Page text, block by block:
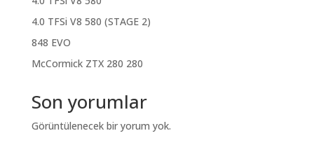
4.0 TFSi V8 580 (STAGE 2)
848 EVO
McCormick ZTX 280 280
Son yorumlar
Görüntülenecek bir yorum yok.